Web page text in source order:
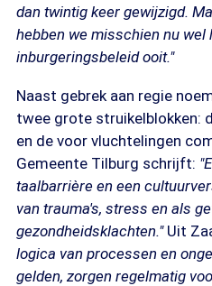
dan twintig keer gewijzigd.
hebben we misschien nu wel
inburgeringsbeleid ooit."
Naast gebrek aan regie
twee grote struikelblokken:
en de voor vluchtelingen
Gemeente Tilburg schrijft:
taalbarrière en een
van trauma's, stress en als
gezondheidsklachten."Uit
logica van processen en
gelden, zorgen regelmatig